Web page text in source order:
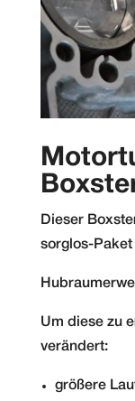
Dieser
sorglos-Paket
Um diese zu
verändert:
größere